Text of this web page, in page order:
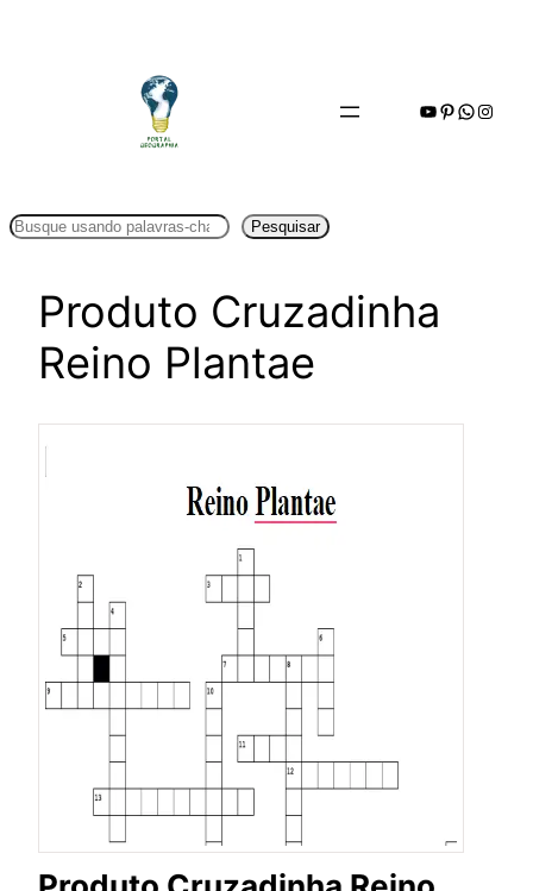
Youtube
Pinterest
Pesquisar Pesquisar
Produto Cruzadinha
Reino Plantae